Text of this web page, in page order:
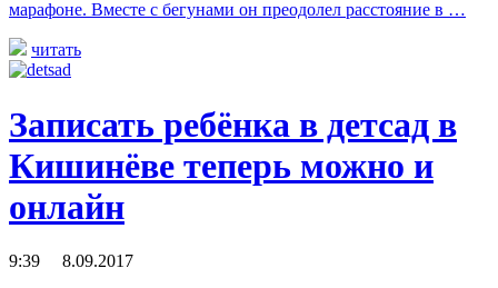
марафоне. Вместе с бегунами он преодолел расстояние в …
читать
Записать ребёнка в детсад в
Кишинёве теперь можно и
онлайн
9:39 8.09.2017